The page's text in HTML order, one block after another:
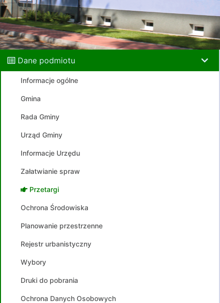
Dane podmiotu
Informacje ogólne
Gmina
Rada Gminy
Urząd Gminy
Informacje Urzędu
Załatwianie spraw
Przetargi
Ochrona Środowiska
Planowanie przestrzenne
Rejestr urbanistyczny
Wybory
Druki do pobrania
Ochrona Danych Osobowych